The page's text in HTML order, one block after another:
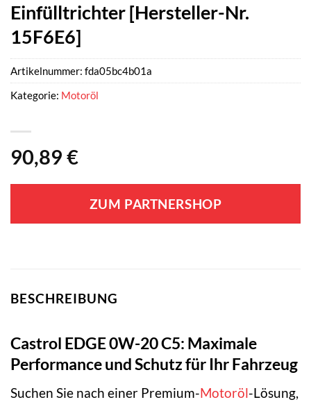
Einfülltrichter [Hersteller-Nr.
15F6E6]
90,89 €
ZUM PARTNERSHOP
Artikelnummer: fda05bc4b01a
Kategorie: Motoröl
BESCHREIBUNG
Castrol EDGE 0W-20 C5: Maximale
Performance und Schutz für Ihr Fahrzeug
Suchen Sie nach einer Premium-Motoröl-Lösung,